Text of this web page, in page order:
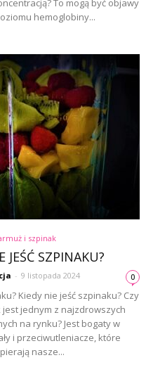
To mogą być objawy
hemoglobiny...
i szpinak
JEŚĆ SZPINAKU?
- 9 listopada 2024 0
Kiedy nie jeść szpinaku? Czy
jednym z najzdrowszych
na rynku? Jest bogaty w
i przeciwutleniacze, które
nasze...